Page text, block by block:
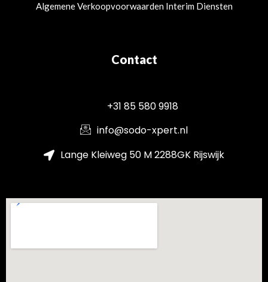
Algemene Verkoopvoorwaarden Interim Diensten
Contact
+31 85 580 9918
info@sodo-xpert.nl
Lange Kleiweg 50 M 2288GK Rijswijk